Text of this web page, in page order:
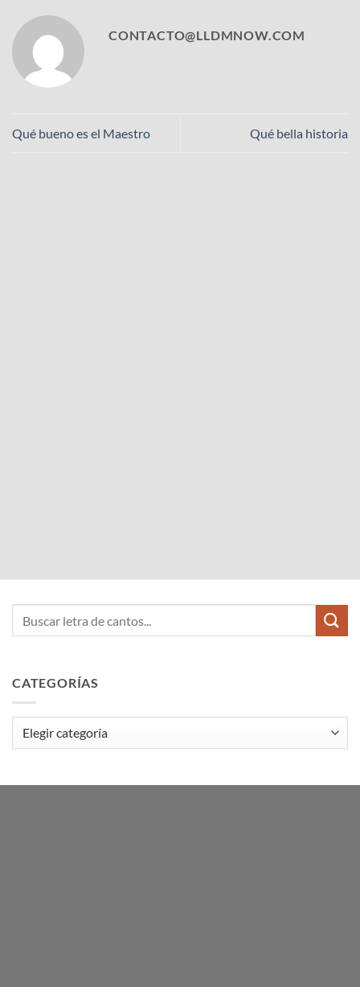
CONTACTO@LLDMNOW.COM
Qué bueno es el Maestro Qué bella historia
CATEGORÍAS